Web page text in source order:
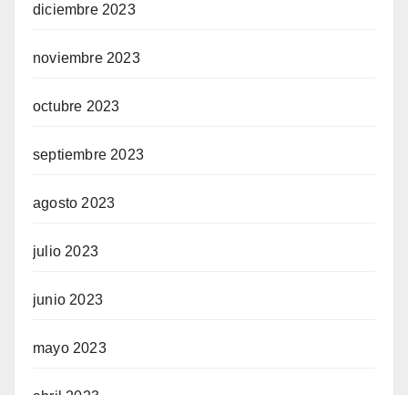
diciembre 2023
noviembre 2023
octubre 2023
septiembre 2023
agosto 2023
julio 2023
junio 2023
mayo 2023